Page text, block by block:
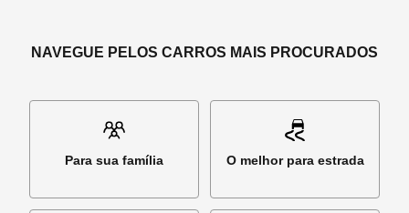
NAVEGUE PELOS CARROS MAIS PROCURADOS
Para sua família O melhor para estrada